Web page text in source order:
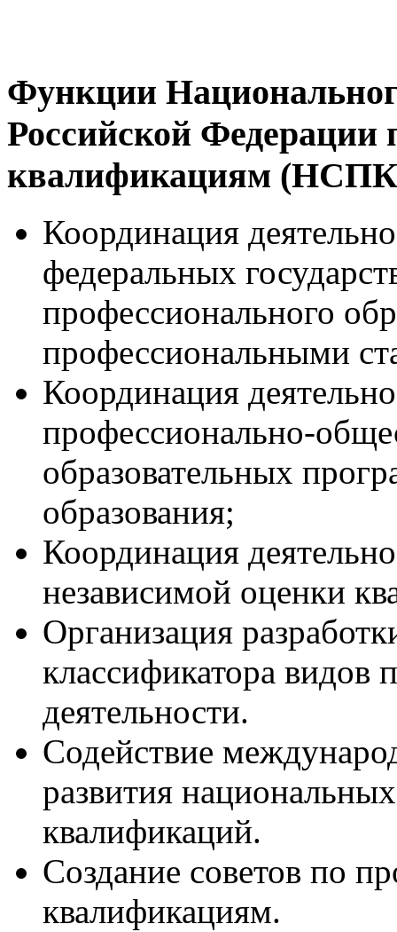
Функции
Российской
квалификациям
Координация
федеральных
профессионального
профессиональными
Координация
профессионально-
образовательных
образования;
Координация
независимой оценки
Организация
классификатора видов
деятельности.
Содействие
развития
квалификаций.
Создание советов по
квалификациям.